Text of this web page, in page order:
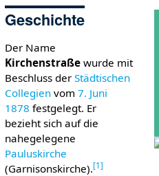
Geschichte
Der Name
Kirchenstraßewurde mit
Beschluss der Städtischen
Collegienvom 7. Juni
1878 festgelegt. Er
bezieht sich auf die
nahegelegene
Pauluskirche
(Garnisonskirche).[1 ]